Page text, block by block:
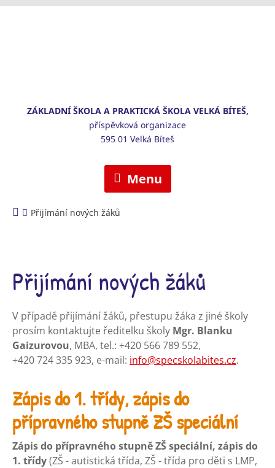
ZÁKLADNÍ ŠKOLA A PRAKTICKÁ ŠKOLA VELKÁ BÍTEŠ,
příspěvková organizace
595 01 Velká Bíteš
Menu
Přijímání nových žáků
Přijímání nových žáků
V případě přijímání žáků, přestupu žáka z jiné školy
prosím kontaktujte ředitelku školy Mgr. Blanku
Gaizurovou, MBA, tel.: +420 566 789 552,
+420 724 335 923, e-mail: info@specskolabites.cz.
Zápis do 1. třídy, zápis do
přípravného stupně ZŠ speciální
Zápis do přípravného stupně ZŠ speciální, zápis do
1. třídy(ZŠ - autistická třída, ZŠ - třída pro děti s LMP,